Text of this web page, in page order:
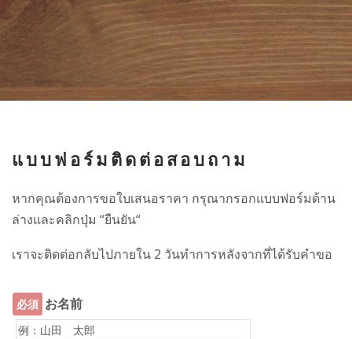
แบบฟอร์มติดต่อสอบถาม
หากคุณต้องการขอใบเสนอราคา กรุณากรอกแบบฟอร์มด้าน
ล่างและคลิกปุ่ม “ยืนยัน“
เราจะติดต่อกลับไปภายใน 2 วันทำการหลังจากที่ได้รับคำขอ
必須 お名前